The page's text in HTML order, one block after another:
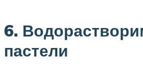
6.
пастели